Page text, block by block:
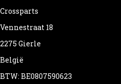
Crossparts
Vennestraat 18
2275 Gierle
België
BTW: BE0807590623